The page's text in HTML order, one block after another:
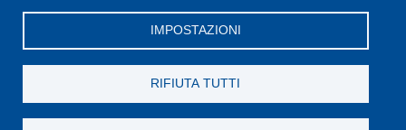
IMPOSTAZIONI
RIFIUTA TUTTI
Facebook
X YouTubeSpotifyInstagramLinkedInTelegram
Flickr